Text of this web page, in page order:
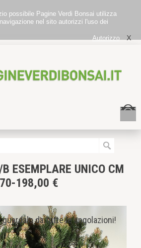
possibile Pagine Verdi Bonsai utilizza
nel sito autorizzi l'uso dei
Autorizzo
X
B ESEMPLARE UNICO CM
70-198,00 €
da tutte le angolazioni!